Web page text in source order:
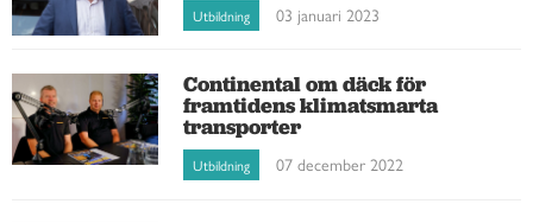
Utbildning 03 januari 2023
Continental om däck för
framtidens klimatsmarta
transporter
Utbildning 07 december 2022